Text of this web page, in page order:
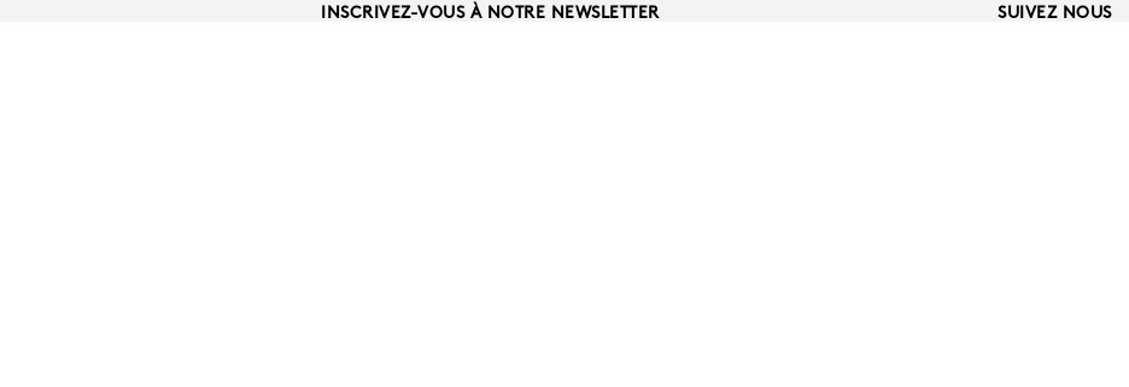
INSCRIVEZ-VOUS À NOTRE NEWSLETTER SUIVEZ NOUS